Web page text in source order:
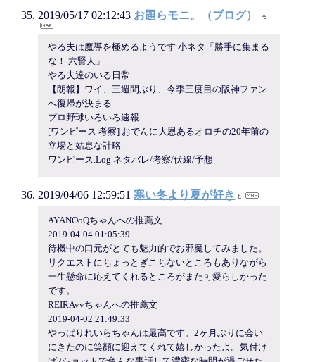
2019/05/17 02:12:43 お題らモニ。（ブログ）
やる夫は魔導を極めるようです 小ネタ「勝手に集まる
な！ 六賢人」
やる夫達のいる日常
【朗報】ワイ、三週間ぶり、今季三度目の阪神ファン
へ復帰が決まる
プロ野球いろいろ速報
[ワンピース 考察] おでんに大恩あるオロチの20年前の
立場と姑息な計略
ワンピース.Log ネタバレ/考察/伏線/予想
2019/04/06 12:59:51 寒い冬より夏が好き
AYANOoQちゃんへの推薦文
2019-04-04 01:05:39
待機中の口元がとても魅力的でお邪魔してみました。
リクエストにちょっとぎこちないところもありながら
一生懸命に応えてくれるところがまた可愛らしかった
です。
REIRAvvちゃんへの推薦文
2019-04-02 21:49:33
やっぱりれいらちゃんは最高です。2ヶ月ぶりに会い
にきたのに笑顔に迎えてくれて嬉しかったよ。気付け